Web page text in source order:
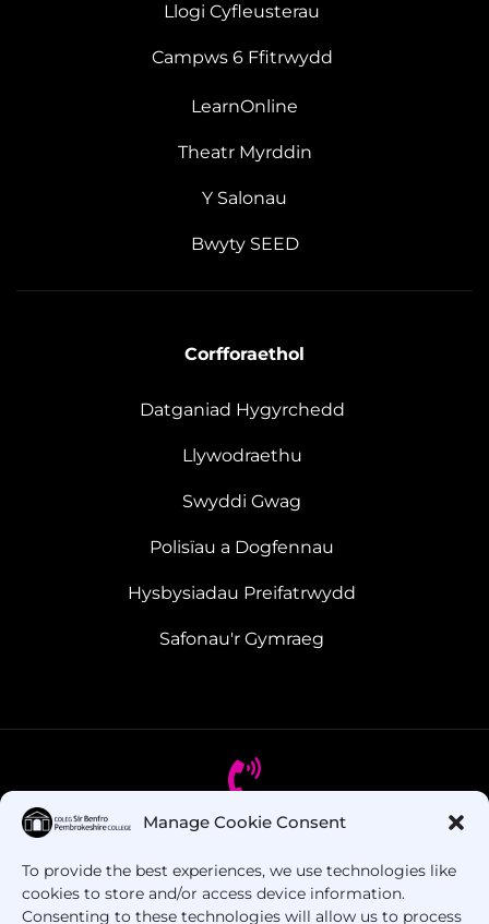
Manage Cookie Consent
To provide the best experiences, we use technologies like
cookies to store and/or access device information.
Consenting to these technologies will allow us to process
Llogi Cyfleusterau
Campws 6 Ffitrwydd
LearnOnline
Theatr Myrddin
Y Salonau
Bwyty SEED
Corfforaethol
Datganiad Hygyrchedd
Llywodraethu
Swyddi Gwag
Polisïau a Dogfennau
Hysbysiadau Preifatrwydd
Safonau'r Gymraeg
+44 1437 753 000